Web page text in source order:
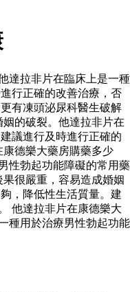
達拉非片在臨床上是一種
行正確的改善治療，否
有凍頭泌尿科醫生破解
的破裂。他達拉非片在
議進行及時進行正確的
康德樂大藥房購藥多少
性勃起功能障礙的常用藥
很嚴重，容易造成婚姻
，降低性生活質量。建
他達拉非片在康德樂大
種用於治療男性勃起功能